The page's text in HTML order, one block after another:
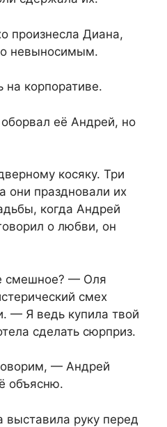
произнесла Диана,
невыносимым.
корпоративе.
её Андрей, но
косяку. Три
они праздновали их
когда Андрей
о любви, он
смешное? — Оля
смех
— Я ведь купила твой
сделать сюрприз.
— Андрей
объясню.
руку перед